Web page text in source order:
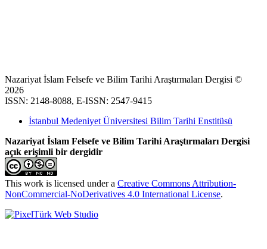
Nazariyat İslam Felsefe ve Bilim Tarihi Araştırmaları Dergisi ©
2026
ISSN: 2148-8088, E-ISSN: 2547-9415
İstanbul Medeniyet Üniversitesi Bilim Tarihi Enstitüsü
Nazariyat İslam Felsefe ve Bilim Tarihi Araştırmaları Dergisi
açık erişimli bir dergidir
This work is licensed under a Creative Commons Attribution-
NonCommercial-NoDerivatives 4.0 International License.